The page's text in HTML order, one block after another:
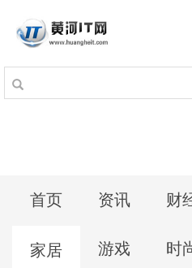
首页 资讯 财
家居 游戏 时